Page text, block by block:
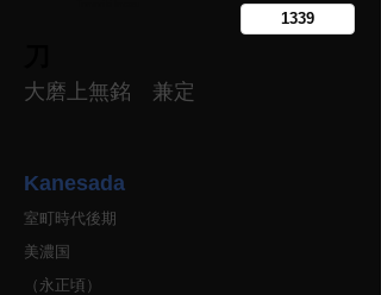
大磨上無銘 兼定
Kanesada
室町時代後期
美濃国
（永正頃）